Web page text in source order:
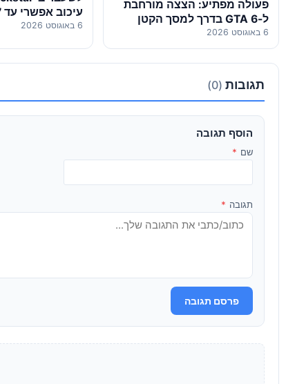
פעולה מפתיע: הצצה מורחבת
ל-GTA 6 בדרך למסך הקטן
6 באוגוסט 2026
עיכוב אפשרי עד 2027
6 באוגוסט 2026
תגובות (0)
הוסף תגובה
שם *
תגובה *
פרסם תגובה